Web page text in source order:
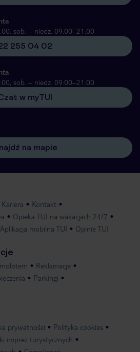
sob. – niedz. 09:00–21:00
255 04 02
sob. – niedz. 09:00–21:00
w myTUI
na mapie
Kariera
Kontakt
Opieka TUI na wakacjach 24/7
Aplikacja mobilna TUI Opinie TUI
Reklamacje
Parkingi
prywatności
Polityka cookies
imprez turystycznych